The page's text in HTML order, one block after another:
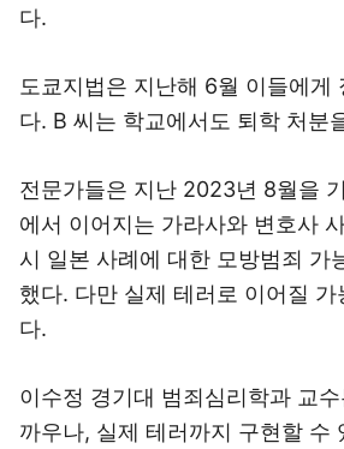
다.
도쿄지법은 지난해 6월 이들에게
다. B 씨는 학교에서도 퇴학 처분
전문가들은 지난 2023년 8월을
에서 이어지는 가라사와 변호사
시 일본 사례에 대한 모방범죄 가
했다. 다만 실제 테러로 이어질
다.
이수정 경기대 범죄심리학과 교
까우나, 실제 테러까지 구현할 수